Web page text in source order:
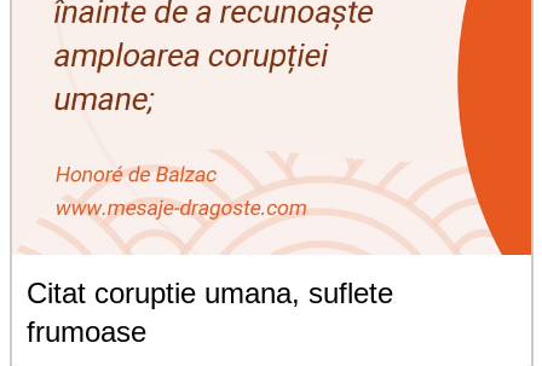
Citat coruptie umana, suflete
frumoase